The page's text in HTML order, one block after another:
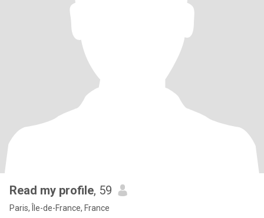
Read my profile, 59
Paris, Île-de-France, France